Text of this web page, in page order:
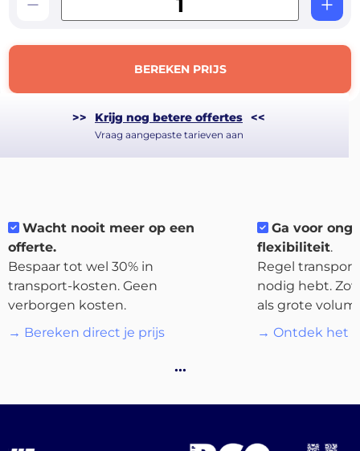
About
the
BEREKEN PRIJS
>> Krijg nog betere offertes <<
Vraag aangepaste tarieven aan
Wacht nooit meer op een
offerte.
Bespaar tot wel 30% in
transport-kosten. Geen
verborgen kosten.
→ Bereken direct je prijs
Ga voor
flexibiliteit.
Regel
nodig hebt.
als grote
→ Ontdek het
…